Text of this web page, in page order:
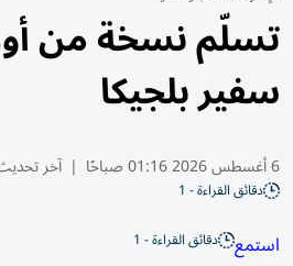
تسلّم نسخة من
سفير بلجيكا
6 أغسطس 2026 01:16 صباحًا | آخر
دقائق القراءة - 1
استمع دقائق القراءة - 1